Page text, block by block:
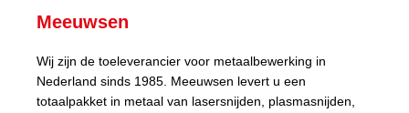
Meeuwsen
Wij zijn de toeleverancier voor metaalbewerking in
Nederland sinds 1985. Meeuwsen levert u een
totaalpakket in metaal van lasersnijden, plasmasnijden,